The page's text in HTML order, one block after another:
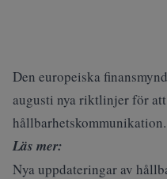
Den europeiska
augusti nya riktlinjer för
hållbarhetskommunikation.
Läs mer:
Nya uppdateringar av